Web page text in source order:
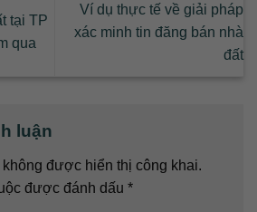
tại TP
qua
Ví dụ thực tế về giải pháp
xác minh tin đăng bán nhà
đất
luận
không được hiển thị công khai.
được đánh dấu *